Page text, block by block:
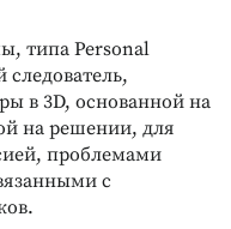
типа Personal
в 3D, основанной на
на решении, для
проблемами
с